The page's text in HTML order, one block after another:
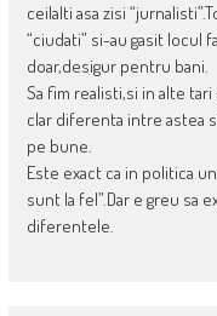
ceilalti asa zisi
“ciudati” si-au gasit locul
doar,desigur pentru bani.
Sa fim realisti,si in alte
clar diferenta intre astea
pe bune.
Este exact ca in politica
sunt la fel”.Dar e greu sa
diferentele.